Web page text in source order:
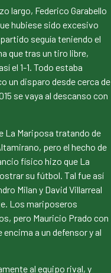
largo, Federico Garabello
hubiese sido excesivo
seguía teniendo el
que tras un tiro libre,
el 1-1. Todo estaba
un disparo desde cerca de
se vaya al descanso con
La Mariposa tratando de
pero el hecho de
físico hizo que La
su fútbol. Tal fue así
Milan y David Villarreal
Los mariposeros
pero Mauricio Prado con
a un defensor y al
al equipo rival, y